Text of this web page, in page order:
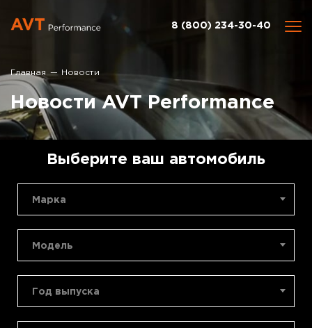
8 (800) 234-30-40
Главная Новости
Новости AVT Performance
Выберите ваш автомобиль
Марка
Модель
Год выпуска